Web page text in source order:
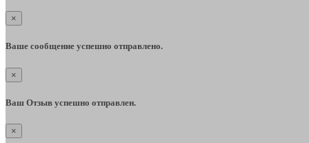
×
Ваше сообщение успешно отправлено.
×
Ваш Отзыв успешно отправлен.
×